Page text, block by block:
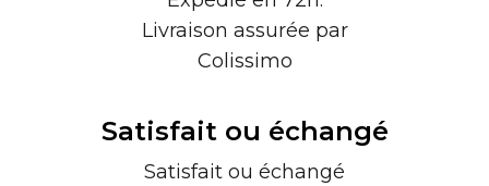
Livraison assurée par
Colissimo
Satisfait ou échangé
Satisfait ou échangé